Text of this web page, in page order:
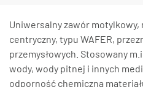
Uniwersalny zawór motylkowy,
centryczny, typu WAFER,
przemysłowych. Stosowany
wody, wody pitnej i innych
odporność chemiczną